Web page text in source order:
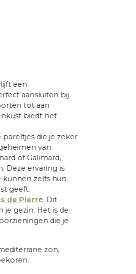
een
aansluiten bij
tot aan
biedt het
die je zeker
van
of Galimard,
Deze ervaring is
kunnen zelfs hun
geeft.
de Pierre. Dit
gezin. Het is de
die je
zon,